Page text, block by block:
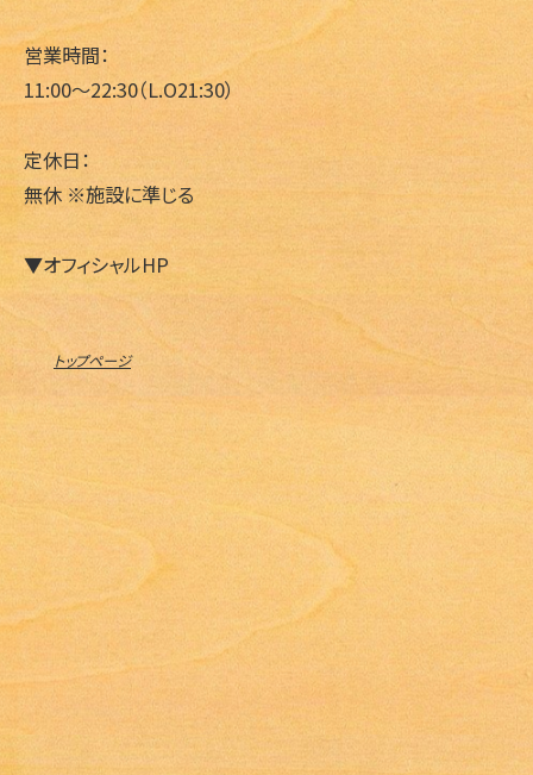
営業時間：
11:00～22:30（L.O21:30）
定休日：
無休 ※施設に準じる
▼オフィシャルHP
トップページ